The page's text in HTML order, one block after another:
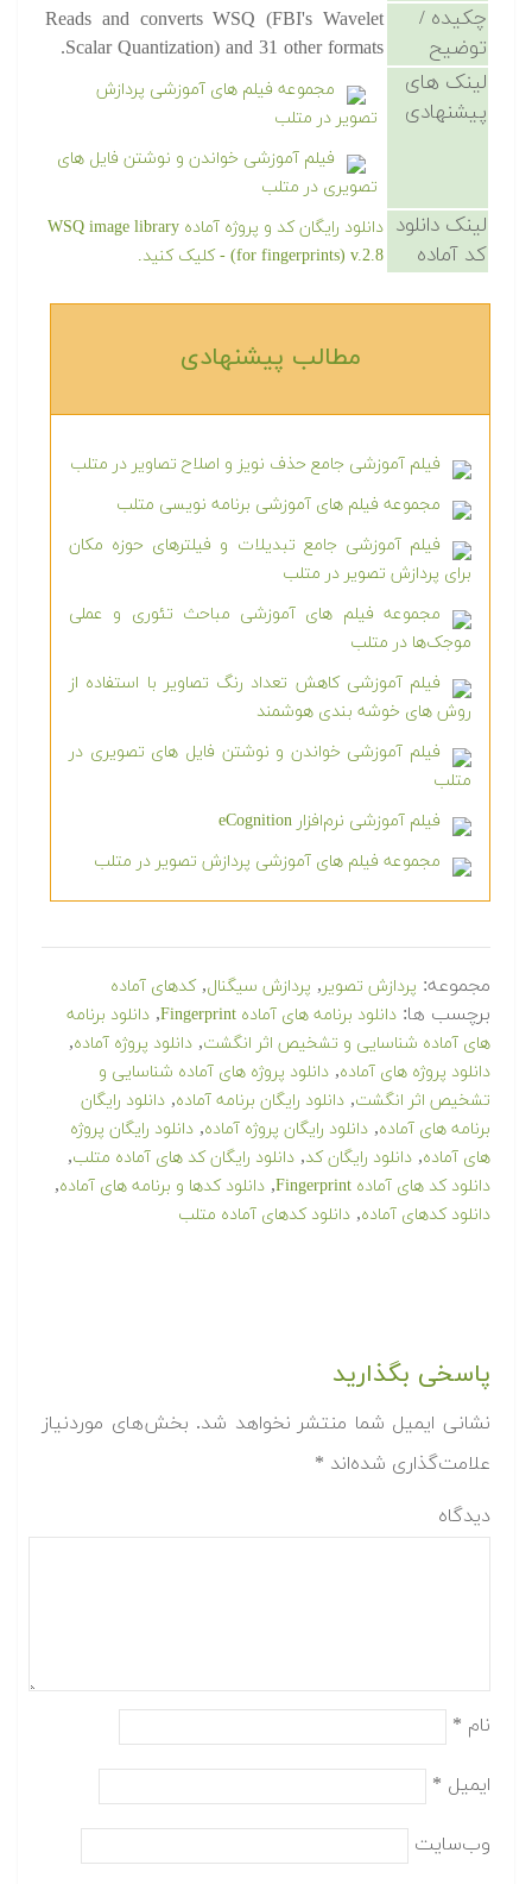
چکیده /
توضیح
Reads and converts WSQ (FBI's Wavelet
Scalar Quantization) and 31 other formats.
لینک های
پیشنهادی
مجموعه فیلم های آموزشی پردازش
تصویر در متلب
فیلم آموزشی خواندن و نوشتن فایل های
تصویری در متلب
لینک دانلود
کد آماده
دانلود رایگان کد و پروژه آماده WSQ image library
(for fingerprints) v.2.8 - کلیک کنید.
مطالب پیشنهادی‎
فیلم آموزشی جامع حذف نویز و اصلاح تصاویر در متلب
مجموعه فیلم های آموزشی برنامه نویسی متلب
فیلم آموزشی جامع تبدیلات و فیلترهای حوزه مکان
برای پردازش تصویر در متلب
مجموعه فیلم های آموزشی مباحث تئوری و عملی
موجک‌ها در متلب
فیلم آموزشی کاهش تعداد رنگ تصاویر با استفاده از
روش های خوشه بندی هوشمند
فیلم آموزشی خواندن و نوشتن فایل های تصویری در
متلب
فیلم آموزشی نرم‌افزار eCognition
مجموعه فیلم های آموزشی پردازش تصویر در متلب
مجموعه: پردازش تصویر, پردازش سیگنال,کدهای آماده
برچسب ها: دانلود برنامه های آماده Fingerprint , دانلود برنامه
های آماده شناسایی و تشخیص اثر انگشت, دانلود پروژه آماده,
دانلود پروژه های آماده, دانلود پروژه های آماده شناسایی و
تشخیص اثر انگشت, دانلود رایگان برنامه آماده, دانلود رایگان
برنامه های آماده, دانلود رایگان پروژه آماده, دانلود رایگان پروژه
های آماده, دانلود رایگان کد, دانلود رایگان کد های آماده متلب,
دانلود کد های آماده Fingerprint , دانلود کدها و برنامه های آماده,
دانلود کدهای آماده, دانلود کدهای آماده متلب
پاسخی بگذارید
نشانی ایمیل شما منتشر نخواهد شد. بخش‌های موردنیاز
علامت‌گذاری شده‌اند *
دیدگاه
نام *
ایمیل *
وب‌سایت